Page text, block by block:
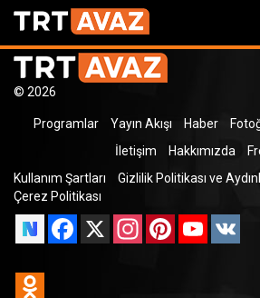
© 2026
Programlar Yayın Akışı Haber
İletişim
Hakkımızda
Kullanım Şartları
Gizlilik Politikası ve
Çerez Politikası
Facebook
X InstagramPinterestYouTube